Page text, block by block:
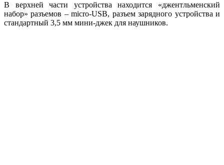
В верхней части устройства находится «джентльменский
набор» разъемов – micro-USB, разъем зарядного устройства и
стандартный 3,5 мм мини-джек для наушников.